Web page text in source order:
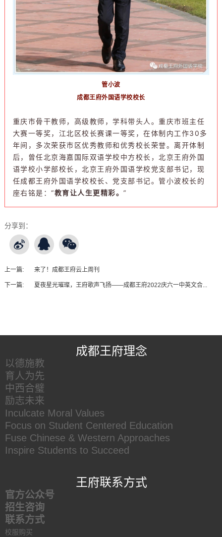
管小波
成都王府外国语学校校长
重庆市骨干教师，高级教师，学科带头人。重庆市班主任
大赛一等奖，江北区校长赛课一等奖，在体制内工作30多
年间，多次荣获市区优秀教师和优秀校长荣誉。离开体制
后，曾任北京海嘉国际双语学校中方校长，北京王府外国
语学校小学部校长，北京王府外国语学校党支部书记，现
任成都王府外国语学校校长、 党支部书记。管小波校长的
座右铭是：“教育让人生更精彩。”
分享到：
上一篇: 来了！成都王府云上周刊
下一篇: 夏夜星光璀璨，王府歌声飞扬——成都王府2022庆六一中英文合...
成都王府理念
以德施教
育人为先
中西合璧
励志未来
Inculcate Moral Values
Focus on Student Centered Education
Fuse Chinese & Western Approaches
Inspire Students to Succeed
王府联系方式
官方公众号
招生咨询
联系方式
校服购买